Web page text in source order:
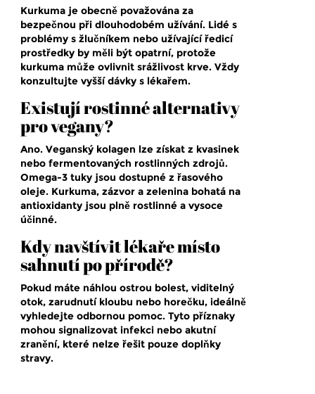
Kurkuma je obecně považována za
bezpečnou při dlouhodobém užívání. Lidé s
problémy s žlučníkem nebo užívající ředicí
prostředky by měli být opatrní, protože
kurkuma může ovlivnit srážlivost krve. Vždy
konzultujte vyšší dávky s lékařem.
Existují rostinné alternativy
pro vegany?
Ano. Veganský kolagen lze získat z kvasinek
nebo fermentovaných rostlinných zdrojů.
Omega-3 tuky jsou dostupné z řasového
oleje. Kurkuma, zázvor a zelenina bohatá na
antioxidanty jsou plně rostlinné a vysoce
účinné.
Kdy navštívit lékaře místo
sahnutí po přírodě?
Pokud máte náhlou ostrou bolest, viditelný
otok, zarudnutí kloubu nebo horečku, ideálně
vyhledejte odbornou pomoc. Tyto příznaky
mohou signalizovat infekci nebo akutní
zranění, které nelze řešit pouze doplňky
stravy.